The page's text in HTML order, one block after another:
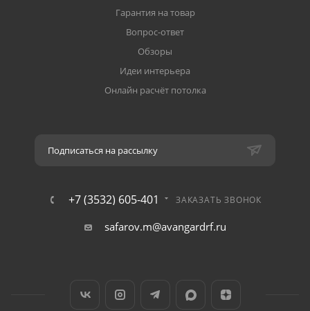
Гарантия на товар
Вопрос-ответ
Обзоры
Идеи интерьера
Онлайн расчёт потолка
Подписаться на рассылку
+7 (3532) 605-401 ЗАКАЗАТЬ ЗВОНОК
safarov.m@avangardrf.ru